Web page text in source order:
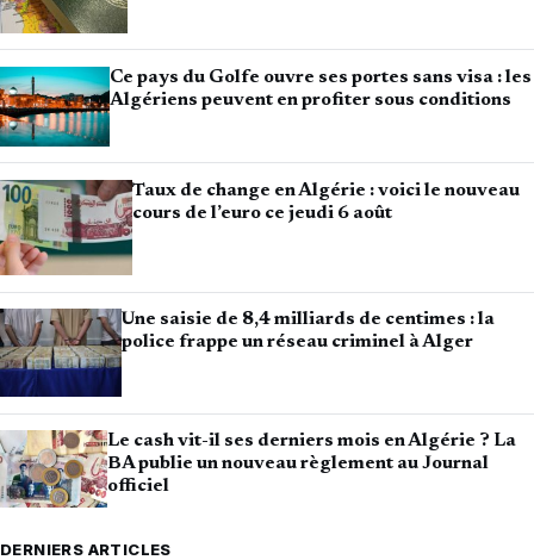
Ce pays du Golfe ouvre ses portes sans visa : les
Algériens peuvent en profiter sous conditions
Taux de change en Algérie : voici le nouveau
cours de l’euro ce jeudi 6 août
Une saisie de 8,4 milliards de centimes : la
police frappe un réseau criminel à Alger
Le cash vit-il ses derniers mois en Algérie ? La
BA publie un nouveau règlement au Journal
officiel
DERNIERS ARTICLES